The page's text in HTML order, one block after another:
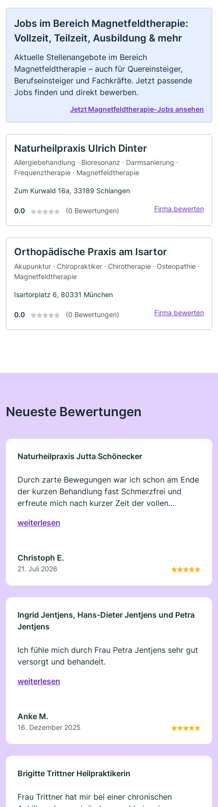
Jobs im Bereich Magnetfeldtherapie:
Vollzeit, Teilzeit, Ausbildung & mehr
Aktuelle Stellenangebote im Bereich
Magnetfeldtherapie – auch für Quereinsteiger,
Berufseinsteiger und Fachkräfte. Jetzt passende
Jobs finden und direkt bewerben.
Jetzt Magnetfeldtherapie-Jobs ansehen
Naturheilpraxis Ulrich Dinter
Allergiebehandlung · Bioresonanz · Darmsanierung ·
Frequenztherapie · Magnetfeldtherapie
Zum Kurwald 16a, 33189 Schlangen
0.0 (0 Bewertungen) Firma bewerten
Orthopädische Praxis am Isartor
Akupunktur · Chiropraktiker · Chirotherapie · Osteopathie ·
Magnetfeldtherapie
Isartorplatz 6, 80331 München
0.0 (0 Bewertungen) Firma bewerten
Neueste Bewertungen
Naturheilpraxis Jutta Schönecker
Durch zarte Bewegungen war ich schon am Ende
der kurzen Behandlung fast Schmerzfrei und
erfreute mich nach kurzer Zeit der vollen
diese Behandlung nur weiter empfehlen.
weiterlesen
Christoph E.
21. Juli 2026
Ingrid Jentjens, Hans-Dieter Jentjens und Petra
Jentjens
Ich fühle mich durch Frau Petra Jentjens sehr gut
versorgt und behandelt.
weiterlesen
Anke M.
16. Dezember 2025
Brigitte Trittner Heilpraktikerin
Frau Trittner hat mir bei einer chronischen